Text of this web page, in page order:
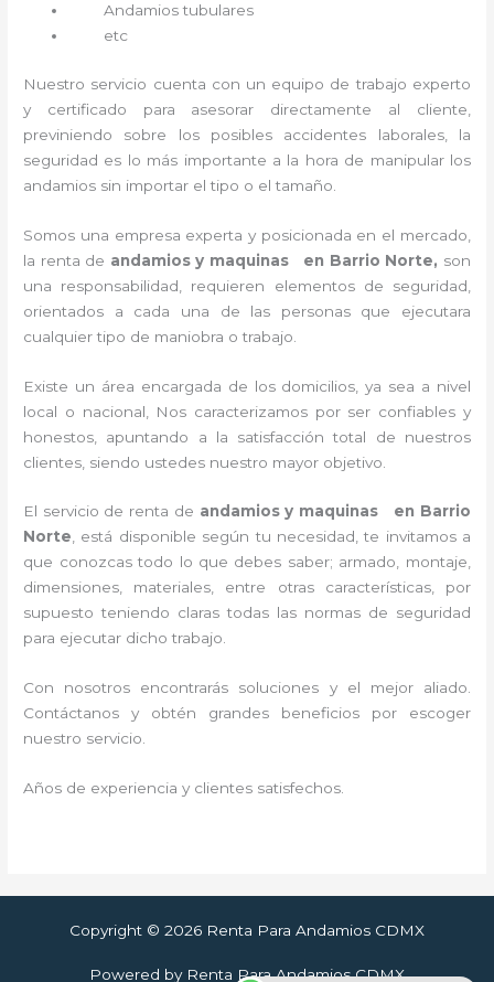
Andamios tubulares
etc
Nuestro servicio cuenta con un equipo de trabajo experto
y certificado para asesorar directamente al cliente,
previniendo sobre los posibles accidentes laborales, la
seguridad es lo más importante a la hora de manipular los
andamios sin importar el tipo o el tamaño.
Somos una empresa experta y posicionada en el mercado,
la renta de andamios y maquinas en Barrio Norte, son
una responsabilidad, requieren elementos de seguridad,
orientados a cada una de las personas que ejecutara
cualquier tipo de maniobra o trabajo.
Existe un área encargada de los domicilios, ya sea a nivel
local o nacional, Nos caracterizamos por ser confiables y
honestos, apuntando a la satisfacción total de nuestros
clientes, siendo ustedes nuestro mayor objetivo.
El servicio de renta de andamios y maquinas en Barrio
Norte, está disponible según tu necesidad, te invitamos a
que conozcas todo lo que debes saber; armado, montaje,
dimensiones, materiales, entre otras características, por
supuesto teniendo claras todas las normas de seguridad
para ejecutar dicho trabajo.
Con nosotros encontrarás soluciones y el mejor aliado.
Contáctanos y obtén grandes beneficios por escoger
nuestro servicio.
Años de experiencia y clientes satisfechos.
Copyright © 2026 Renta Para Andamios CDMX
Powered by Renta Para Andamios CDMX